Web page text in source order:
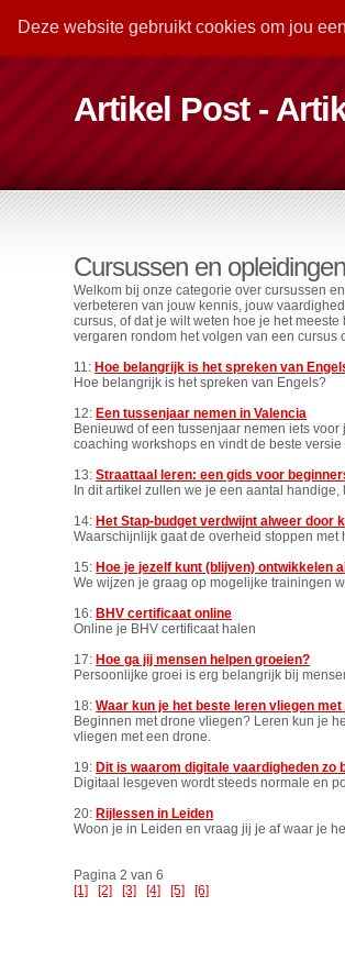
Deze website gebruikt cookies om jou
Artikel Post -
Cursussen en
Welkom bij onze categorie over cursussen
verbeteren van jouw kennis, jouw
cursus, of dat je wilt weten hoe je het
vergaren rondom het volgen van een
11: Hoe belangrijk is het spreken van
Hoe belangrijk is het spreken van Engels?
12: Een tussenjaar nemen in Valencia
Benieuwd of een tussenjaar nemen iets
coaching workshops en vindt de beste versie
13:Straattaal leren: een gids voor
In dit artikel zullen we je een aantal
14: Het Stap-budget verdwijnt alweer door
Waarschijnlijk gaat de overheid stoppen met
15: Hoe je jezelf kunt (blijven) ontwikkelen
We wijzen je graag op mogelijke trainingen
16: BHV certificaat online
Online je BHV certificaat halen
17: Hoe ga jij mensen helpen groeien?
Persoonlijke groei is erg belangrijk bij
18:Waar kun je het beste leren vliegen met
Beginnen met drone vliegen? Leren kun je
vliegen met een drone.
19: Dit is waarom digitale vaardigheden zo
Digitaal lesgeven wordt steeds normale en
20: Rijlessen in Leiden
Woon je in Leiden en vraag jij je af waar je
Pagina 2 van 6
[1]
[2] [3] [4] [5] [6]